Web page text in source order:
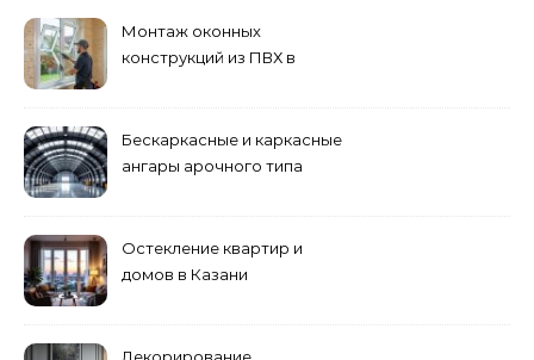
Монтаж оконных
конструкций из ПВХ в
Бескаркасные и каркасные
ангары арочного типа
Остекление квартир и
домов в Казани